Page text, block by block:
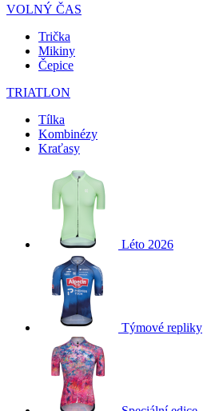
VOLNÝ ČAS
Trička
Mikiny
Čepice
TRIATLON
Tílka
Kombinézy
Kraťasy
Léto 2026
Týmové repliky